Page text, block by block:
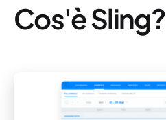
Cos'è Sling?